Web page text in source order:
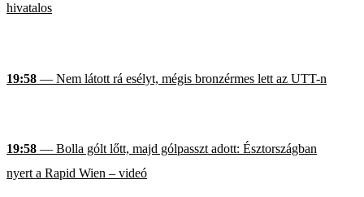
hivatalos
19:58 — Nem látott rá esélyt, mégis bronzérmes lett az UTT-n
19:58 — Bolla gólt lőtt, majd gólpasszt adott: Észtországban
nyert a Rapid Wien – videó